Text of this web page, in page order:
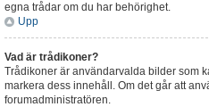
egna trådar om du har behörighet.
Upp
Vad är trådikoner?
Trådikoner är användarvalda bilder som
markera dess innehåll. Om det går att
forumadministratören.